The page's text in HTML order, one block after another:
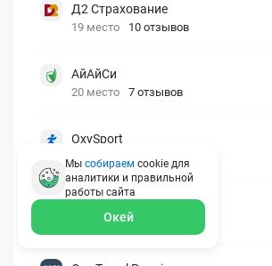
Д2 Страхование
19 место 10 отзывов
АйАйСи
20 место 7 отзывов
OxySport
21 место 6 отзывов
ERGO AXA
22 место 2 отзыва
Мы собираем cookie для
аналитики и правильной
работы сайта
Окей